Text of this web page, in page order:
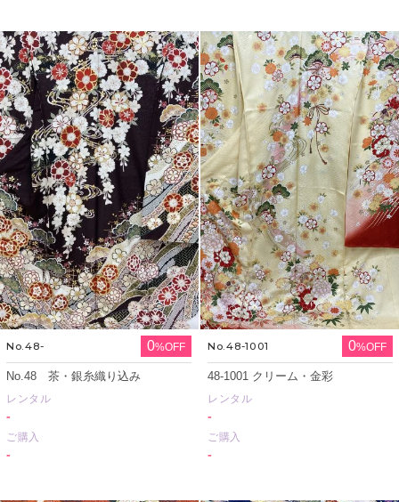
No.48- 0%OFF
No.48 茶・銀糸織り込み
レンタル
-
ご購入
-
No.48-1001 0%OFF
48-1001 クリーム・金彩
レンタル
-
ご購入
-